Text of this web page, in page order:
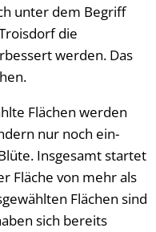
unter dem Begriff
die
werden. Das
Flächen werden
nur noch ein-
Insgesamt startet
Fläche von mehr als
Flächen sind
sich bereits